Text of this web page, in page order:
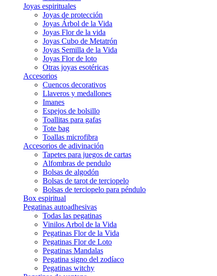
Joyas espirituales
Joyas de protección
Joyas Árbol de la Vida
Joyas Flor de la vida
Joyas Cubo de Metatrón
Joyas Semilla de la Vida
Joyas Flor de loto
Otras joyas esotéricas
Accesorios
Cuencos decorativos
Llaveros y medallones
Imanes
Espejos de bolsillo
Toallitas para gafas
Tote bag
Toallas microfibra
Accesorios de adivinación
Tapetes para juegos de cartas
Alfombras de pendulo
Bolsas de algodón
Bolsas de tarot de terciopelo
Bolsas de terciopelo para péndulo
Box espiritual
Pegatinas autoadhesivas
Todas las pegatinas
Vinilos Arbol de la Vida
Pegatinas Flor de la Vida
Pegatinas Flor de Loto
Pegatinas Mandalas
Pegatina signo del zodíaco
Pegatinas witchy